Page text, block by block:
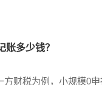
账多少钱？
方财税为例，小规模0